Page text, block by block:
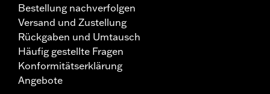
Bestellung nachverfolgen
Versand und Zustellung
Rückgaben und Umtausch
Häufig gestellte Fragen
Konformitätserklärung
Angebote